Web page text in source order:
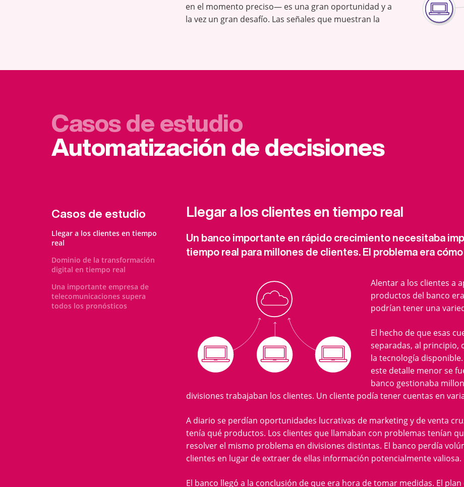
en el momento preciso— es una gran oportunidad y a
la vez un gran desafío. Las señales que muestran la
Casos de estudio
Automatización de decisiones
Casos de estudio
Llegar a los clientes en tiempo
real
Dominio de la transformación
digital en tiempo real
Una importante empresa de
telecomunicaciones supera
todos los pronósticos
Llegar a los clientes en tiempo real
Un banco importante en rápido crecimiento necesitaba
tiempo real para millones de clientes. El problema era
Alentar a los clientes a
productos del banco
podrían tener una
El hecho de que esas
separadas, al
la tecnología
este detalle menor se
banco gestionaba
divisiones trabajaban los clientes. Un cliente podía tener cuentas en
A diario se perdían oportunidades lucrativas de marketing y de venta
tenía qué productos. Los clientes que llamaban con problemas tenían
resolver el mismo problema en divisiones distintas. El banco perdía
clientes en lugar de extraer de ellas información potencialmente valiosa.
El banco llegó a la conclusión de que era hora de tomar medidas. El plan